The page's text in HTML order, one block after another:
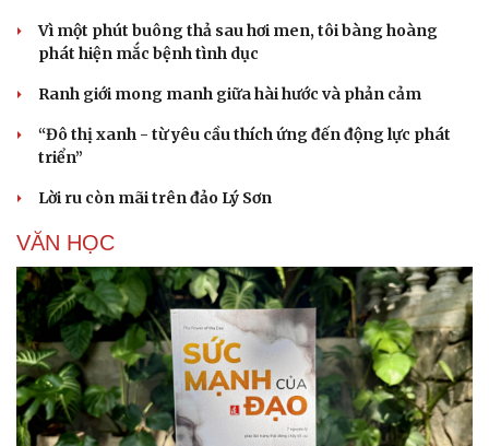
Cải chính
Vì một phút buông thả sau hơi men, tôi bàng hoàng
phát hiện mắc bệnh tình dục
Ranh giới mong manh giữa hài hước và phản cảm
“Đô thị xanh - từ yêu cầu thích ứng đến động lực phát
triển”
Lời ru còn mãi trên đảo Lý Sơn
VĂN HỌC